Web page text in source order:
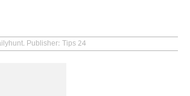
Publisher: Tips 24